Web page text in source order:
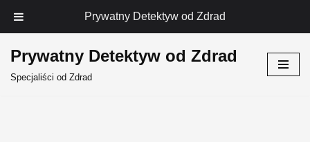
Prywatny Detektyw od Zdrad
Prywatny Detektyw od Zdrad
Specjaliści od Zdrad